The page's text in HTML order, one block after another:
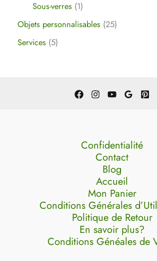
Sous-verres 1
Objets personnalisables 25
Services 5
Confidentialité
Contact
Blog
Accueil
Mon Panier
Conditions Générales
Politique de Retour
En savoir plus?
Conditions Généales de